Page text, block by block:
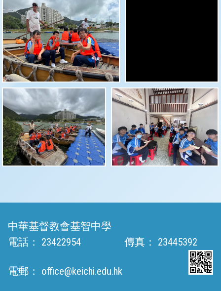
中華基督教會基智中學
電話：
23422954 傳真： 23445392
電郵： office@keichi.edu.hk